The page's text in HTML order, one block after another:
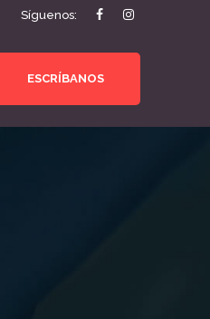
Síguenos:
ESCRÍBANOS